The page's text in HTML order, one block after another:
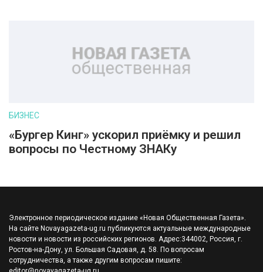
БИЗНЕС
«Бургер Кинг» ускорил приёмку и решил
вопросы по Честному ЗНАКу
Электронное периодическое издание «Новая Общественная Газета».
На сайте Novayagazeta-ug.ru публикуются актуальные международные
новости и новости из российских регионов. Адрес:344002, Россия, г.
Ростов-на-Дону, ул. Большая Садовая, д. 58. По вопросам
сотрудничества, а также другим вопросам пишите: